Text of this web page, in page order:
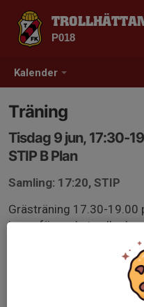
Kalender
P018
Träning
Tisdag 9 jun, 17:30-
STIP B Plan
Samling: 17:20, STIP
Grästräning 17.30-19.00
innan för ombyte eller
Glöm ej : Fotbollsskor,